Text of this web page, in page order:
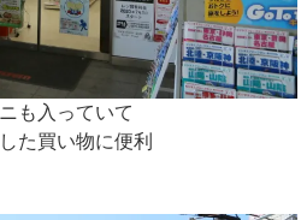
も入っていて
た買い物に便利